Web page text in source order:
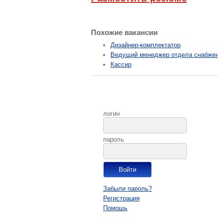
Похожие вакансии
Дизайнер-комплектатор
Ведущий менеджер отдела
Кассир
логин
пароль
Забыли пароль?
Регистрация
Помощь